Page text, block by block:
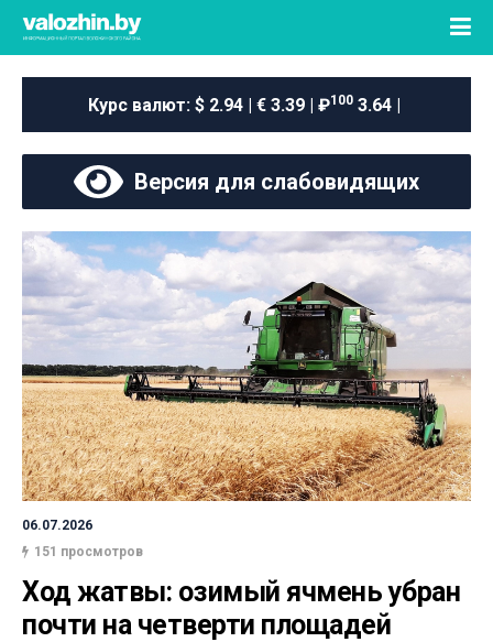
Курс валют: $ 2.94 | € 3.39 | ₽100 3.64 |
Версия для слабовидящих
06.07.2026
151 просмотров
Ход жатвы: озимый ячмень убран
почти на четверти площадей